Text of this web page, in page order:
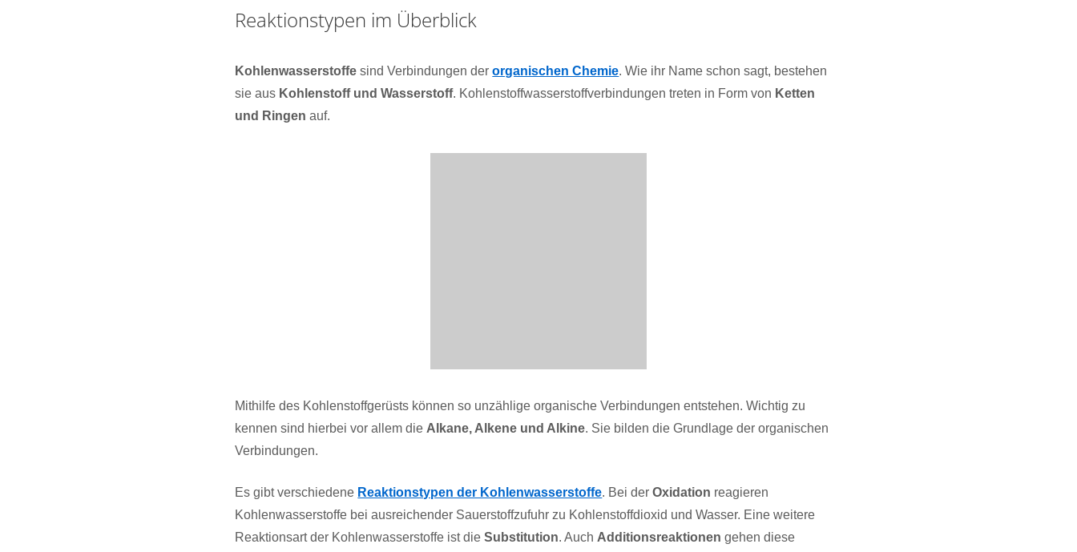
Reaktionstypen im Überblick
Kohlenwasserstoffe sind Verbindungen derorganischen Chemie. Wie ihr Name schon sagt, bestehen
sie aus Kohlenstoff und Wasserstoff. Kohlenstoffwasserstoffverbindungen treten in Form von Ketten
und Ringen auf.
Mithilfe des Kohlenstoffgerüsts können so unzählige organische Verbindungen entstehen. Wichtig zu
kennen sind hierbei vor allem die Alkane, Alkene und Alkine. Sie bilden die Grundlage der organischen
Verbindungen.
Es gibt verschiedene Reaktionstypen der Kohlenwasserstoffe. Bei derOxidation reagieren
Kohlenwasserstoffe bei ausreichender Sauerstoffzufuhr zu Kohlenstoffdioxid und Wasser. Eine weitere
Reaktionsart der Kohlenwasserstoffe ist dieSubstitution. Auch Additionsreaktionen gehen diese